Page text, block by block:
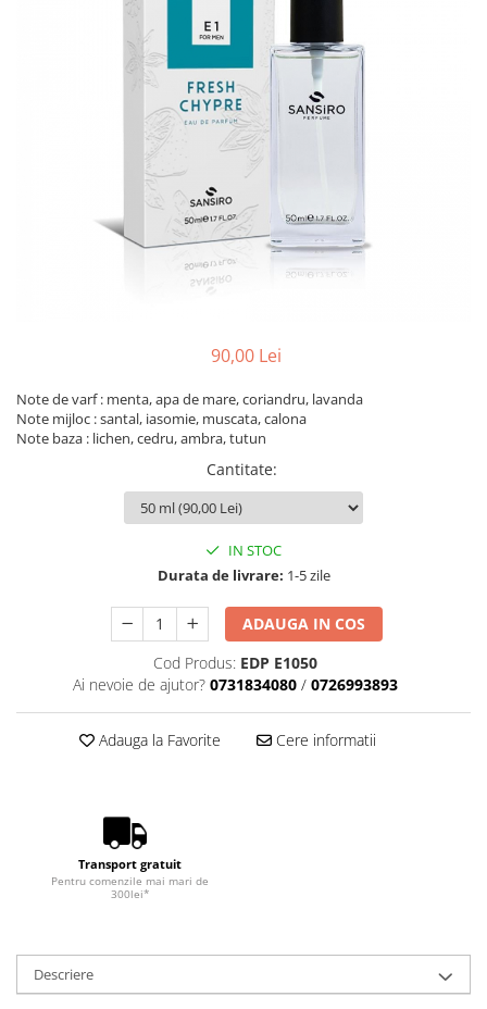
90,00 Lei
Note de varf : menta, apa de mare, coriandru, lavanda
Note mijloc : santal, iasomie, muscata, calona
Note baza : lichen, cedru, ambra, tutun
Cantitate:
IN STOC
Durata de livrare: 1-5 zile
ADAUGA IN COS
Cod Produs: EDP E1050
Ai nevoie de ajutor? 0731834080 / 0726993893
Adauga la Favorite Cere informatii
Transport gratuit
Pentru comenzile mai mari de
300lei*
Descriere